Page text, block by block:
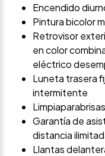
Encendido
Pintura bicolor
Retrovisor
en color
eléctrico
Luneta trasera
intermitente
Garantía de
distancia
Llantas